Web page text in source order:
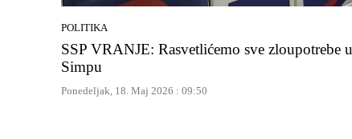
POLITIKA
SSP VRANJE: Rasvetlićemo sve zloupotrebe u
Simpu
Ponedeljak, 18. Maj 2026 : 09:50